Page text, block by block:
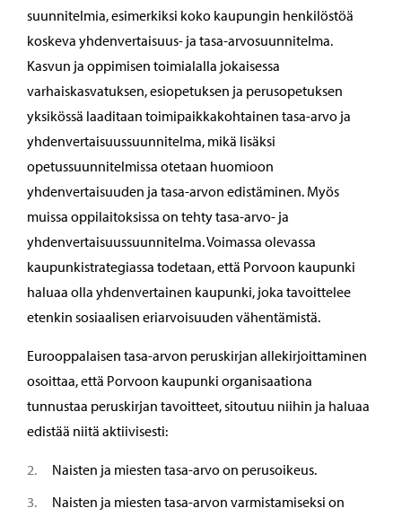
suunnitelmia, esimerkiksi koko kaupungin henkilöstöä
koskeva yhdenvertaisuus- ja tasa-arvosuunnitelma.
Kasvun ja oppimisen toimialalla jokaisessa
varhaiskasvatuksen, esiopetuksen ja perusopetuksen
yksikössä laaditaan toimipaikkakohtainen tasa-arvo ja
yhdenvertaisuussuunnitelma, mikä lisäksi
opetussuunnitelmissa otetaan huomioon
yhdenvertaisuuden ja tasa-arvon edistäminen. Myös
muissa oppilaitoksissa on tehty tasa-arvo- ja
yhdenvertaisuussuunnitelma. Voimassa olevassa
kaupunkistrategiassa todetaan, että Porvoon kaupunki
haluaa olla yhdenvertainen kaupunki, joka tavoittelee
etenkin sosiaalisen eriarvoisuuden vähentämistä.
Eurooppalaisen tasa-arvon peruskirjan allekirjoittaminen
osoittaa, että Porvoon kaupunki organisaationa
tunnustaa peruskirjan tavoitteet, sitoutuu niihin ja haluaa
edistää niitä aktiivisesti:
Naisten ja miesten tasa-arvo on perusoikeus.
Naisten ja miesten tasa-arvon varmistamiseksi on